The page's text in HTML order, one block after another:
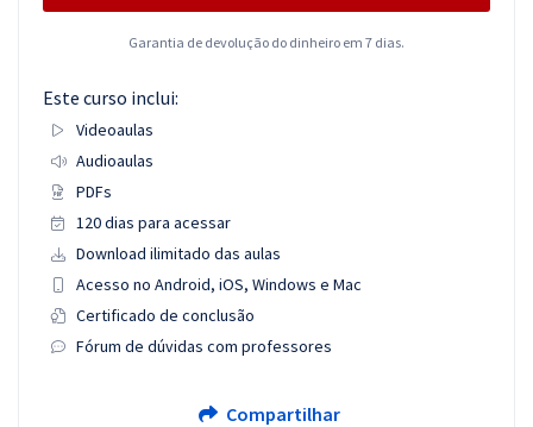
Garantia de devolução do dinheiro em 7 dias.
Este curso inclui:
Videoaulas
Audioaulas
PDFs
120 dias para acessar
Download ilimitado das aulas
Acesso no Android, iOS, Windows e Mac
Certificado de conclusão
Fórum de dúvidas com professores
Compartilhar